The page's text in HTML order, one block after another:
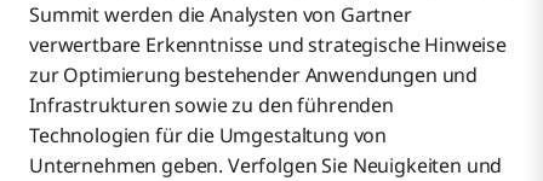
Summit werden die Analysten von Gartner
verwertbare Erkenntnisse und strategische Hinweise
zur Optimierung bestehender Anwendungen und
Infrastrukturen sowie zu den führenden
Technologien für die Umgestaltung von
Unternehmen geben. Verfolgen Sie Neuigkeiten und